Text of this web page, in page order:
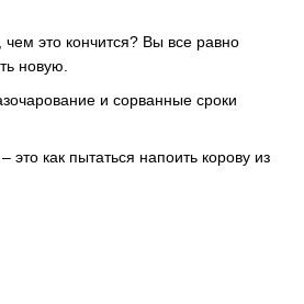
это кончится? Вы все равно
новую.
и сорванные сроки
как пытаться напоить корову из